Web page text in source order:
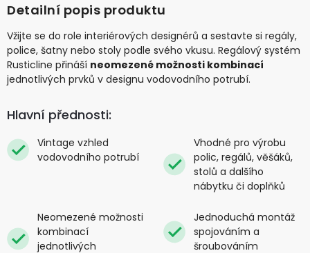
Detailní popis produktu
Vžijte se do role interiérových designérů a sestavte si regály,
police, šatny nebo stoly podle svého vkusu. Regálový systém
Rusticline přináší neomezené možnosti kombinací
jednotlivých prvků v designu vodovodního potrubí.
Hlavní přednosti:
Vintage vzhled
vodovodního potrubí
Vhodné pro výrobu
polic, regálů, věšáků,
stolů a dalšího
nábytku či doplňků
Neomezené možnosti
kombinací
jednotlivých
Jednoduchá montáž
spojováním a
šroubováním